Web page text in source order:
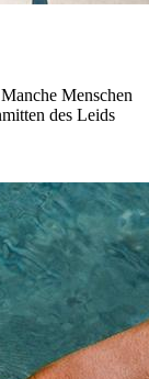
Menschen
des Leids